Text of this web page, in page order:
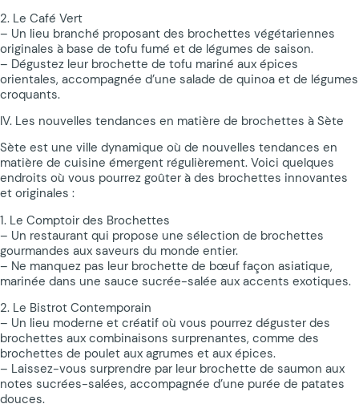
2. Le Café Vert
– Un lieu branché proposant des brochettes végétariennes
originales à base de tofu fumé et de légumes de saison.
– Dégustez leur brochette de tofu mariné aux épices
orientales, accompagnée d’une salade de quinoa et de légumes
croquants.
IV. Les nouvelles tendances en matière de brochettes à Sète
Sète est une ville dynamique où de nouvelles tendances en
matière de cuisine émergent régulièrement. Voici quelques
endroits où vous pourrez goûter à des brochettes innovantes
et originales :
1. Le Comptoir des Brochettes
– Un restaurant qui propose une sélection de brochettes
gourmandes aux saveurs du monde entier.
– Ne manquez pas leur brochette de bœuf façon asiatique,
marinée dans une sauce sucrée-salée aux accents exotiques.
2. Le Bistrot Contemporain
– Un lieu moderne et créatif où vous pourrez déguster des
brochettes aux combinaisons surprenantes, comme des
brochettes de poulet aux agrumes et aux épices.
– Laissez-vous surprendre par leur brochette de saumon aux
notes sucrées-salées, accompagnée d’une purée de patates
douces.